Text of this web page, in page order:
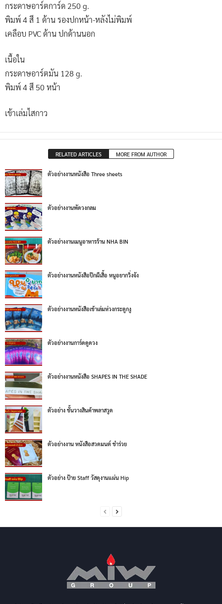
กระดาษอาร์ตการ์ด 250 g.
พิมพ์ 4 สี 1 ด้าน รองปกหน้า-หลังไม่พิมพ์
เคลือบ PVC ด้าน ปกด้านนอก
เนื้อใน
กระดาษอาร์ตมัน 128 g.
พิมพ์ 4 สี 50 หน้า
เข้าเล่มไสกาว
RELATED ARTICLES MORE FROM AUTHOR
ตัวอย่างงานหนังสือ Three sheets
ตัวอย่างงานพัดวงกลม
ตัวอย่างงานเมนูอาหารร้าน NHA BIN
ตัวอย่างงานหนังสือปีกผีเสื้อ หนูอยากวิ่งจัง
ตัวอย่างงานหนังสือเข้าเล่มห่วงกระดูกงู
ตัวอย่างงานการ์ดดูดวง
ตัวอย่างงานหนังสือ SHAPES IN THE SHADE
ตัวอย่าง ชั้นวางสินค้าพลาสวูด
ตัวอย่างงาน หนังสือสวดมนต์ ชำร่วย
ตัวอย่าง ป้าย Staff วัสดุงานแผ่น Hip